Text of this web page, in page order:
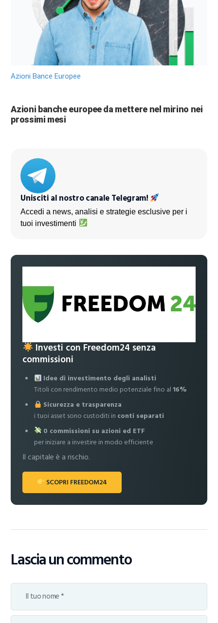
Azioni Bance Europee
Azioni banche europee da mettere nel mirino nei
prossimi mesi
Unisciti al nostro canale Telegram!
Accedi a news, analisi e strategie esclusive per i
tuoi investimenti
Investi con Freedom24 senza
commissioni
Idee di investimento degli analisti
Titoli con rendimento medio potenziale fino al16%
Sicurezza e trasparenza
i tuoi asset sono custoditi in conti separati
0 commissioni su azioni ed ETF
per iniziare a investire in modo efficiente
Il capitale è a rischio.
SCOPRI FREEDOM24
Lascia un commento